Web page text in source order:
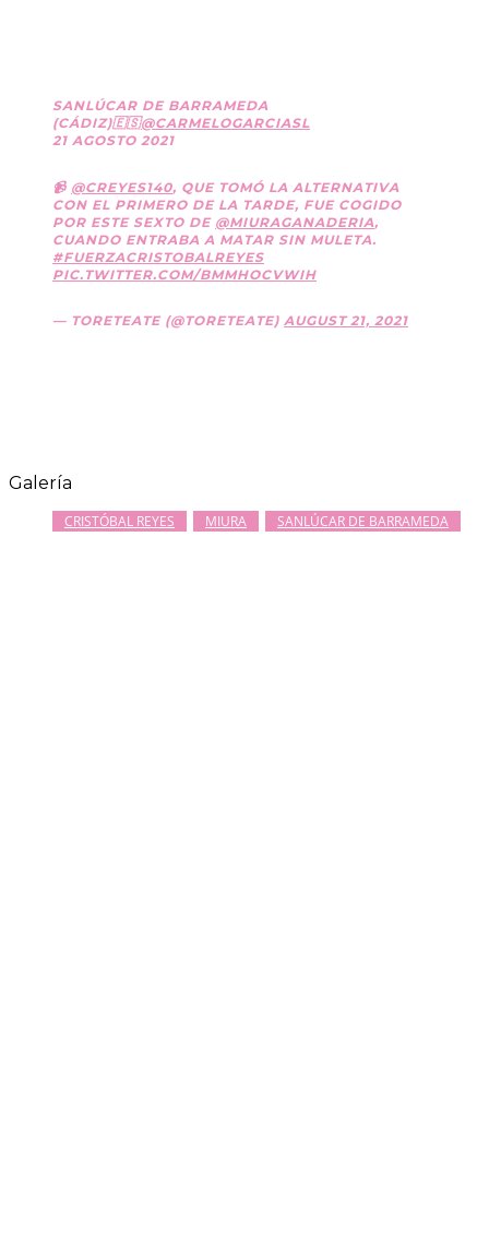
SANLÚCAR DE BARRAMEDA
(CÁDIZ)🇪🇸@CARMELOGARCIASL
21 AGOSTO 2021
📹 @CREYES140, QUE TOMÓ LA ALTERNATIVA
CON EL PRIMERO DE LA TARDE, FUE COGIDO
POR ESTE SEXTO DE @MIURAGANADERIA,
CUANDO ENTRABA A MATAR SIN MULETA.
#FUERZACRISTOBALREYES
PIC.TWITTER.COM/BMMHOCVWIH
— TORETEATE (@TORETEATE) AUGUST 21, 2021
Galería
CRISTÓBAL REYES MIURA SANLÚCAR DE BARRAMEDA